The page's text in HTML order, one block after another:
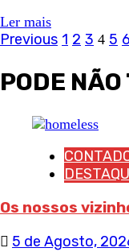
Ler mais
Navegação
de
Previous 1 2 3 4 5 6
PODE
Os nossos
5 de Agosto,